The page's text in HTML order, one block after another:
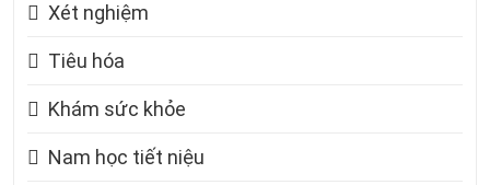
Xét nghiệm
Tiêu hóa
Khám sức khỏe
Nam học tiết niệu